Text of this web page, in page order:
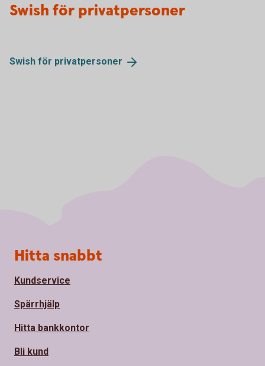
Swish för privatpersoner
Swish för privatpersoner
Sidfot
Hitta snabbt
Kundservice
Spärrhjälp
Hitta bankkontor
Bli kund